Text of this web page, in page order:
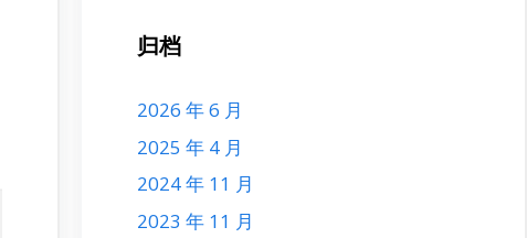
归档
2026 年 6 月
2025 年 4 月
2024 年 11 月
2023 年 11 月